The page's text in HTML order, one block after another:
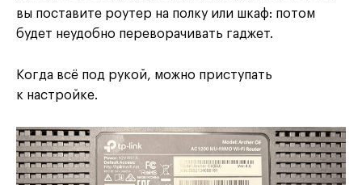
вы поставите роутер на полку или шкаф: потом
будет неудобно переворачивать гаджет.
Когда всё под рукой, можно приступать
к настройке.